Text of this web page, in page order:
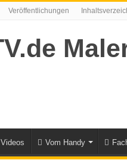
Veröffentlichungen
Videos Vom Handy